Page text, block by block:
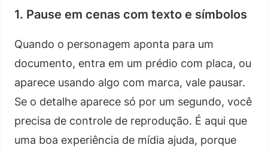
1. Pause em cenas com texto e símbolos
Quando o personagem aponta para um
documento, entra em um prédio com placa, ou
aparece usando algo com marca, vale pausar.
Se o detalhe aparece só por um segundo, você
precisa de controle de reprodução. É aqui que
uma boa experiência de mídia ajuda, porque